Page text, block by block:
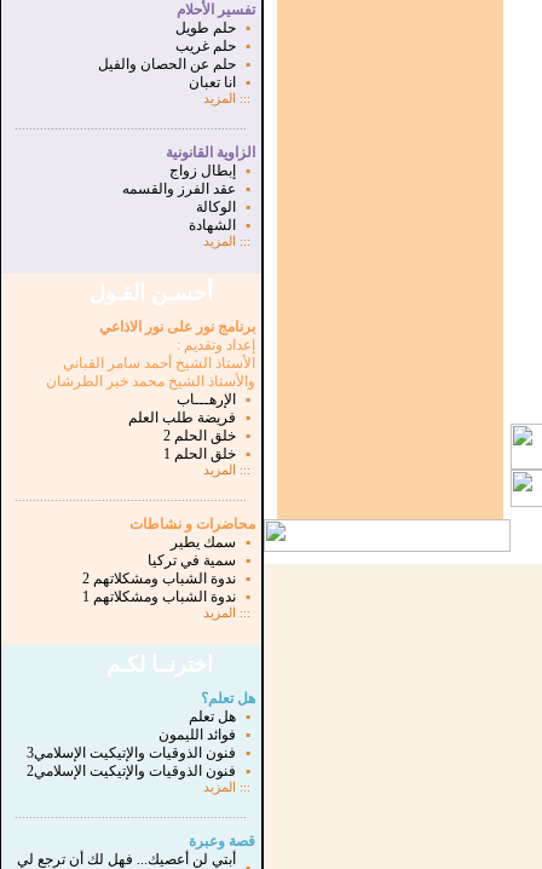
تفسير الأحلام
▪
حلم طويل
▪
حلم غريب
▪
حلم عن الحصان والفيل
▪
انا تعبان
:::
المزيد
الزاوية القانونية
▪
إبطال زواج
▪
عقد الفرز والقسمه
▪
الوكالة
▪
الشهادة
::: المزيد
أحسـن القـول
برنامج نور على نور الاذاعي
إعداد وتقديم :
الأستاذ الشيخ أحمد سامر القباني
والأستاذ الشيخ محمد خير الطرشان
▪
الإرهـــاب
▪
فريضة طلب العلم
▪
خلق الحلم 2
▪
خلق الحلم 1
:::
المزيد
محاضرات و نشاطات
▪
سمك يطير
▪
سمية في تركيا
▪
ندوة الشباب ومشكلاتهم 2
▪
ندوة الشباب ومشكلاتهم 1
::: المزيد
اخترنــا لكـم
هل تعلم؟
▪
هل تعلم
▪
فوائد الليمون
▪
فنون الذوقيات والإتيكيت الإسلامي3
▪
فنون الذوقيات والإتيكيت الإسلامي2
:::
المزيد
قصة وعبرة
أبتي لن أعصيك... فهل لك أن ترجع لي